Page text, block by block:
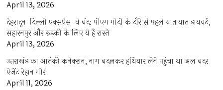
April 13, 2026
देहरादून-दिल्ली एक्सप्रेस-वे बंद: पीएम मोदी के दौरे से पहले यातायात डायवर्ट,
सहारनपुर और रुड़की के लिए ये हैं रास्ते
April 13, 2026
उत्तराखंड का आतंकी कनेक्शन, नाम बदलकर हथियार लेने पहुंचा था अल बदर
ऐजेंट रेहान मीर
April 11, 2026